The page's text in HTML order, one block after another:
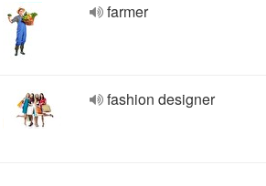
farmer
fashion designer